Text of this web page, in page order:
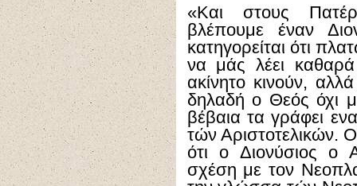
«Και στους
βλέπουμε έναν
κατηγορείται ότι
να μάς λέει
ακίνητο κινούν,
δηλαδή ο Θεός όχι
βέβαια τα γράφει
τών Αριστοτελικών.
ότι ο Διονύσιος ο
σχέση με τον